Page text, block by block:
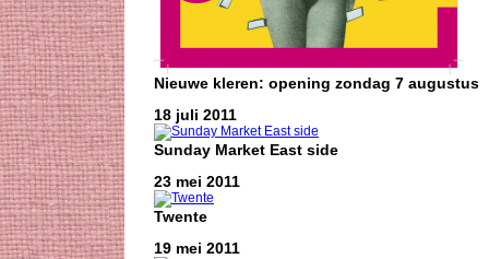
Nieuwe kleren: opening zondag 7 augustus
18 juli 2011
Sunday Market East side
23 mei 2011
Twente
19 mei 2011